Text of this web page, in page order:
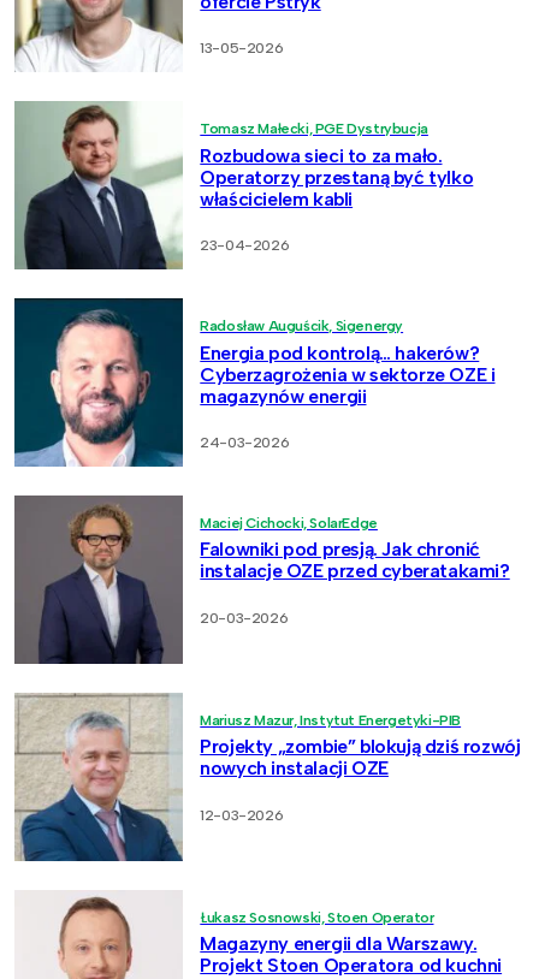
13-05-2026
Tomasz Małecki, PGE Dystrybucja
Rozbudowa sieci to za mało.
Operatorzy przestaną być tylko
właścicielem kabli
23-04-2026
Radosław Auguścik, Sigenergy
Energia pod kontrolą… hakerów?
Cyberzagrożenia w sektorze OZE i
magazynów energii
24-03-2026
Maciej Cichocki, SolarEdge
Falowniki pod presją. Jak chronić
instalacje OZE przed cyberatakami?
20-03-2026
Mariusz Mazur, Instytut Energetyki-PIB
Projekty „zombie” blokują dziś rozwój
nowych instalacji OZE
12-03-2026
Łukasz Sosnowski, Stoen Operator
Magazyny energii dla Warszawy.
Projekt Stoen Operatora od kuchni